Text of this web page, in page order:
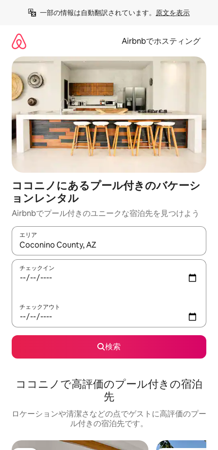
一部の情報は自動翻訳されています。 原文を表示
Airbnbでホスティング
ココニノにあるプール付きのバケーシ
ョンレンタル
Airbnbでプール付きのユニークな宿泊先を見つけよう
エリア
検索結果が表示されたら、上下の矢印キーを使って移動するか
チェックイン
チェックアウト
検索
ココニノで高評価のプール付きの宿泊
先
ロケーションや清潔さなどの点でゲストに高評価のプー
ル付きの宿泊先です。